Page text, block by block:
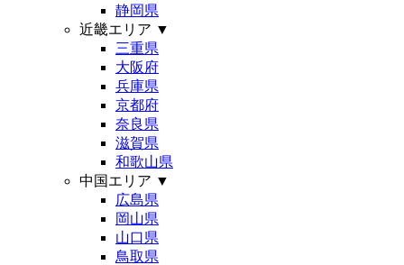
静岡県
近畿エリア ▼
三重県
大阪府
兵庫県
京都府
奈良県
滋賀県
和歌山県
中国エリア ▼
広島県
岡山県
山口県
鳥取県